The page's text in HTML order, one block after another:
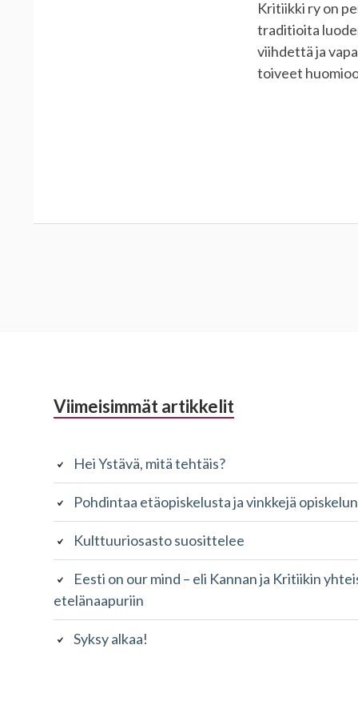
Kritiikki ry on
traditioita
viihdettä ja
toiveet
Alapalkin
Viimeisimmät artikkelit
Hei Ystävä, mitä tehtäis?
Pohdintaa etäopiskelusta ja vinkkejä
Kulttuuriosasto suosittelee
Eesti on our mind – eli Kannan ja Kritiikin
etelänaapuriin
Syksy alkaa!